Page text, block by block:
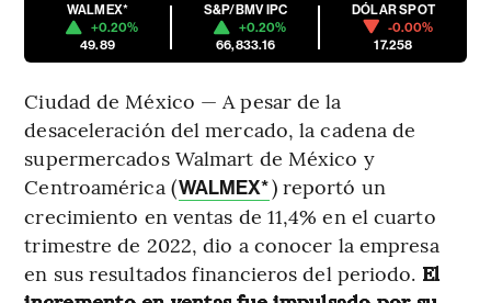
WALMEX*
+0.20%
49.89
S&P/BMV IPC
+0.20%
66,833.16
DÓLAR SPOT
-0.00%
17.258
Ciudad de México — A pesar de la
desaceleración del mercado, la cadena de
supermercados Walmart de México y
Centroamérica (WALMEX*) reportó un
crecimiento en ventas de 11,4% en el cuarto
trimestre de 2022, dio a conocer la empresa
en sus resultados financieros del periodo. El